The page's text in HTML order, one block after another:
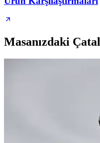
Masanızdaki